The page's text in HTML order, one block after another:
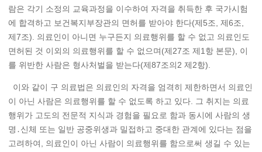
람은 각기 소정의 교육과정을 이수하여 자격을 취득한 후 국가시험
에 합격하고 보건복지부장관의 면허를 받아야 한다(제5조, 제6조,
제7조). 의료인이 아니면 누구든지 의료행위를 할 수 없고 의료인도
면허된 것 이외의 의료행위를 할 수 없으며(제27조 제1항 본문), 이
를 위반한 사람은 형사처벌을 받는다(제87조의2 제2항).
이와 같이 구 의료법은 의료인의 자격을 엄격히 제한하면서 의료인
이 아닌 사람은 의료행위를 할 수 없도록 하고 있다. 그 취지는 의료
행위가 고도의 전문적 지식과 경험을 필요로 함과 동시에 사람의 생
명․신체 또는 일반 공중위생과 밀접하고 중대한 관계에 있다는 점을
고려하여, 의료인이 아닌 사람이 의료행위를 함으로써 생길 수 있는